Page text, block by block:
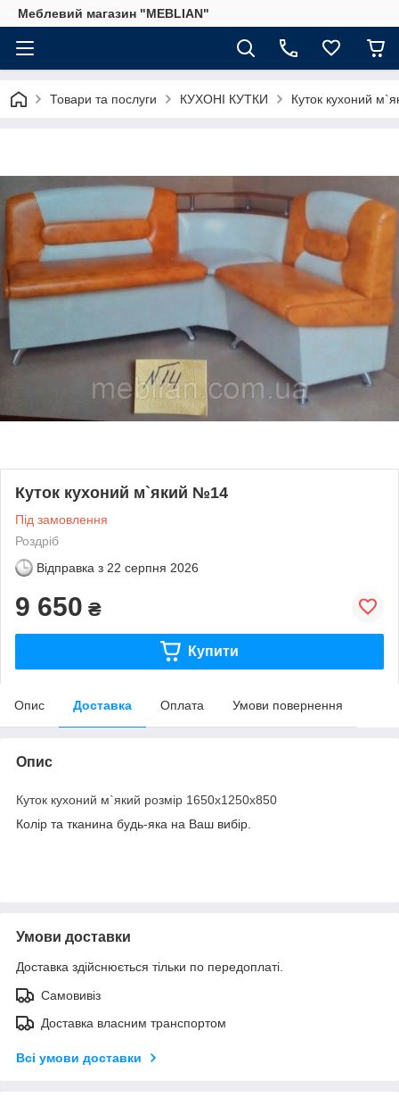
Меблевий магазин "MEBLIAN"
Товари та послуги КУХОНІ КУТКИ Куток кухоний
Куток кухоний м`який №14
Під замовлення
Роздріб
Відправка з 22 серпня 2026
9 650 ₴
Купити
Опис Доставка Оплата Умови повернення
Опис
Куток кухоний м`який розмір 1650х1250х850
Колір та тканина будь-яка на Ваш вибір.
Умови доставки
Доставка здійснюється тільки по передоплаті.
Самовивіз
Доставка власним транспортом
Всі умови доставки